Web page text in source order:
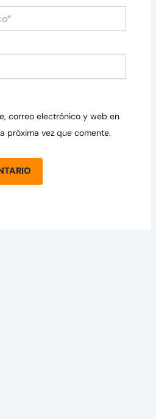
correo electrónico y web en
próxima vez que comente.